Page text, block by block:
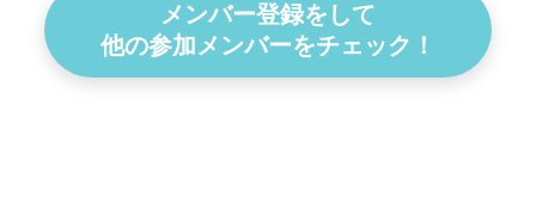
メンバー登録をして
他の参加メンバーをチェック！